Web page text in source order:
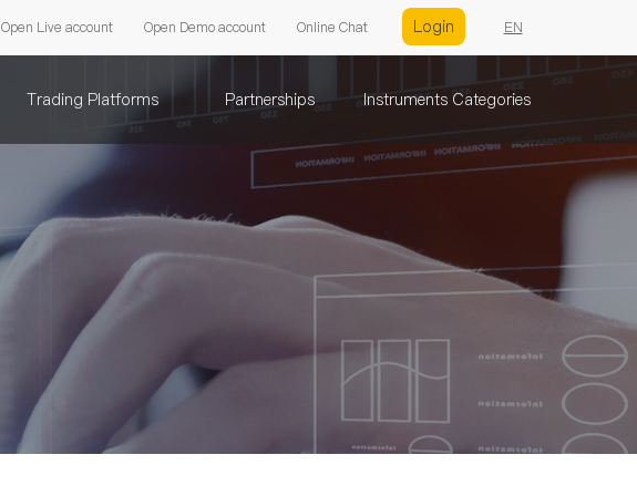
Open Live account Open Demo account Online Chat Login EN
Trading Platforms Partnerships Instruments Categories